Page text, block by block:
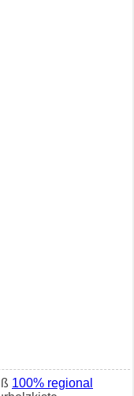
100% regional